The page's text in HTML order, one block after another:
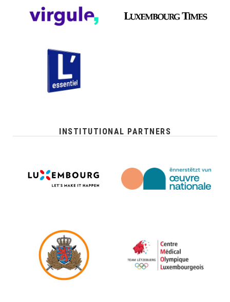
INSTITUTIONAL PARTNERS